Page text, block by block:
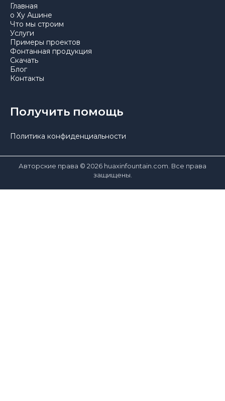
Главная
о Ху Ашине
Что мы строим
Услуги
Примеры проектов
Фонтанная продукция
Скачать
Блог
Контакты
Получить помощь
Политика конфиденциальности
Авторские права © 2026 huaxinfountain.com. Все права
защищены.